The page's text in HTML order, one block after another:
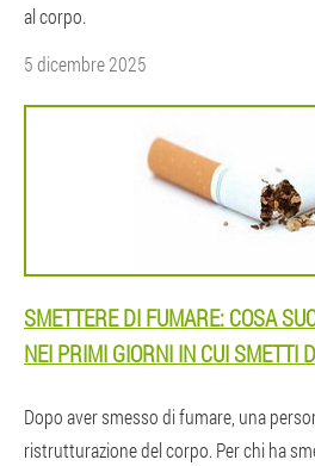
al corpo.
5 dicembre 2025
SMETTERE DI FUMARE: COSA
NEI PRIMI GIORNI IN CUI SMETTI
Dopo aver smesso di fumare, una
ristrutturazione del corpo. Per chi ha